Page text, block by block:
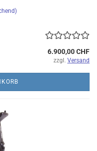
6.900,00 CHF
zzgl. Versand